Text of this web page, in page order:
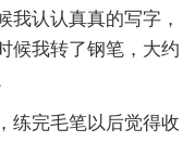
我认认真真的写字，
候我转了钢笔，大约
练完毛笔以后觉得收